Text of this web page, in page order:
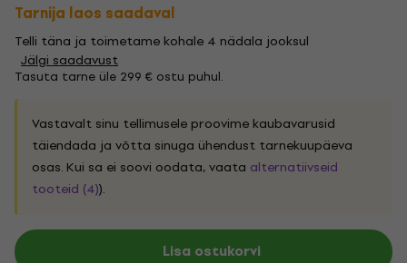
Tarnija laos saadaval
Telli täna ja toimetame kohale 4 nädala jooksul
Jälgi saadavust
Tasuta tarne üle 299 € ostu puhul.
Vastavalt sinu tellimusele proovime kaubavarusid
täiendada ja võtta sinuga ühendust tarnekuupäeva
osas. Kui sa ei soovi oodata, vaata alternatiivseid
tooteid (4)).
Lisa ostukorvi